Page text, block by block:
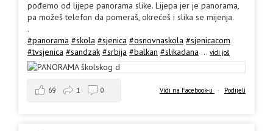
pođemo od lijepe panorama slike. Lijepa jer je panorama,
pa možeš telefon da pomeraš, okrećeš i slika se mijenja.
.
#panorama #skola #sjenica #osnovnaskola #sjenicacom
#tvsjenica #sandzak #srbija #balkan #slikadana ... vidi još
Vidi na Facebook-u · Podijeli
69 1 0